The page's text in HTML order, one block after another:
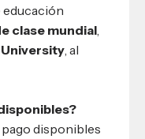
clase mundial,
, al
disponibles